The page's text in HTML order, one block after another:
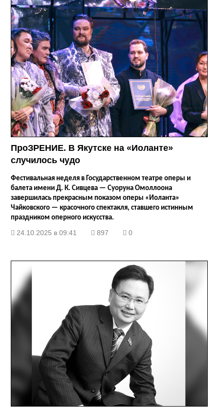
ПроЗРЕНИЕ. В Якутске на «Иоланте»
случилось чудо
Фестивальная неделя в Государственном театре оперы и
балета имени Д. К. Сивцева — Суоруна Омоллоона
завершилась прекрасным показом оперы «Иоланта»
Чайковского — красочного спектакля, ставшего истинным
праздником оперного искусства.
24.10.2025 в 09:41 897 0